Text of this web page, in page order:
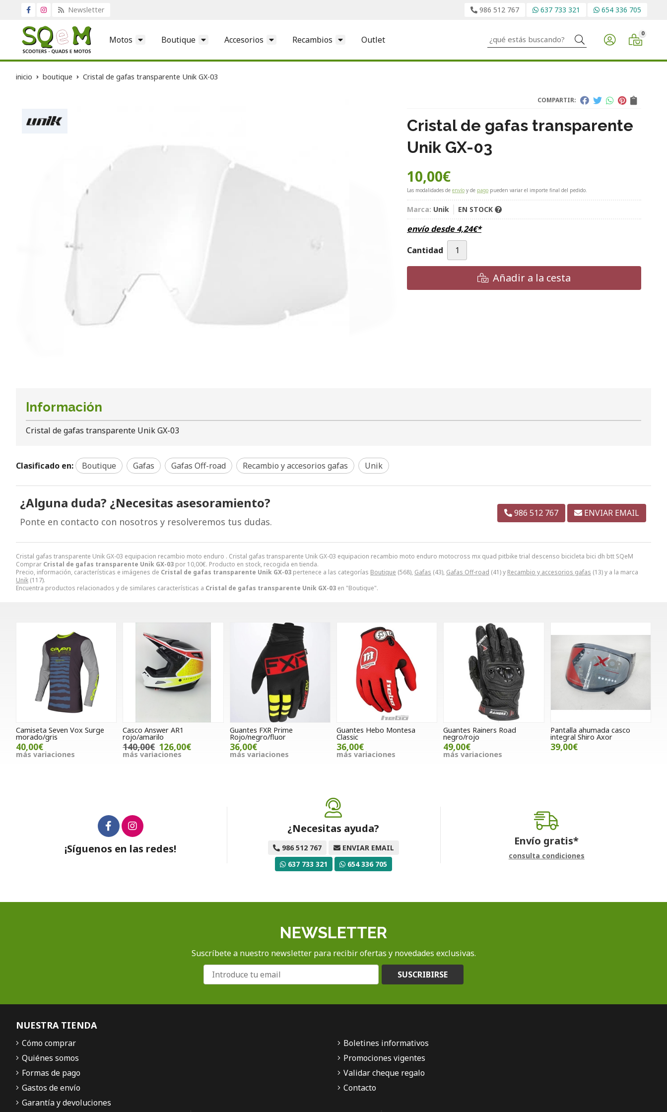
Newsletter 986 512 767 637 733 321 654 336 705
Motos Boutique Accesorios Recambios Outlet Buscar 0
inicio boutique Cristal de gafas transparente Unik GX-03
COMPARTIR:
Cristal de gafas transparente
Unik GX-03
10,00€
Las modalidades de envío y de pago pueden variar el importe final del pedido.
Marca: Unik EN STOCK
envío desde4,24€*
Cantidad
Añadir a la cesta
Cristal gafas transparente Unik GX-03 equipacion recambio moto enduro . Cristal gafas transparente Unik GX-03 equipacion recambio moto enduro motocross mx quad pitbike trial descenso bicicleta bici dh btt SQeM
Comprar Cristal de gafas transparente Unik GX-03 por 10,00€. Producto en stock, recogida en tienda.
Precio, información, características e imágenes de Cristal de gafas transparente Unik GX-03 pertenece a las categorías Boutique (568), Gafas (43), Gafas Off-road (41) y Recambio y accesorios gafas (13) y a la marca
Unik (117).
Encuentra productos relacionados y de similares características a Cristal de gafas transparente Unik GX-03 en "Boutique".
Información
Cristal de gafas transparente Unik GX-03
Clasificado en: Boutique Gafas Gafas Off-road Recambio y accesorios gafas Unik
¿Alguna duda? ¿Necesitas asesoramiento?
Ponte en contacto con nosotros y resolveremos tus dudas.
986 512 767 ENVIAR EMAIL
Camiseta Seven Vox Surge
morado/gris
40,00€
más variaciones
Casco Answer AR1
rojo/amarilo
140,00€ 126,00€
más variaciones
Guantes FXR Prime
Rojo/negro/fluor
36,00€
más variaciones
Guantes Hebo Montesa
Classic
36,00€
más variaciones
Guantes Rainers Road
negro/rojo
49,00€
más variaciones
Pantalla ahumada casco
integral Shiro Axor
39,00€
¡Síguenos en las redes!
¿Necesitas ayuda?
986 512 767
ENVIAR EMAIL
637 733 321
654 336 705
Envío gratis*
consulta condiciones
NEWSLETTER
Suscríbete a nuestro newsletter para recibir ofertas y novedades exclusivas.
SUSCRIBIRSE
NUESTRA TIENDA
Cómo comprar
Quiénes somos
Formas de pago
Gastos de envío
Garantía y devoluciones
Boletines informativos
Promociones vigentes
Validar cheque regalo
Contacto